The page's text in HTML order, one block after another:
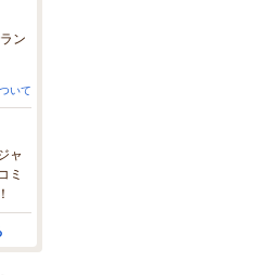
ン
いて
ャ
ミ